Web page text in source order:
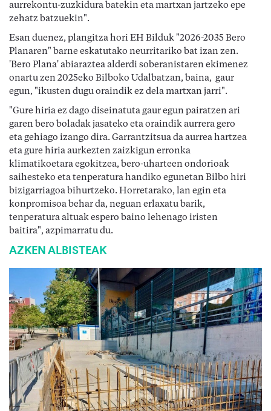
aurrekontu-zuzkidura batekin eta martxan jartzeko epe
zehatz batzuekin".
Esan duenez, plangitza hori EH Bilduk "2026-2035 Bero
Planaren" barne eskatutako neurritariko bat izan zen.
'Bero Plana' abiaraztea alderdi soberanistaren ekimenez
onartu zen 2025eko Bilboko Udalbatzan, baina, gaur
egun, "ikusten dugu oraindik ez dela martxan jarri".
"Gure hiria ez dago diseinatuta gaur egun pairatzen ari
garen bero boladak jasateko eta oraindik aurrera gero
eta gehiago izango dira. Garrantzitsua da aurrea hartzea
eta gure hiria aurkezten zaizkigun erronka
klimatikoetara egokitzea, bero-uharteen ondorioak
saihesteko eta tenperatura handiko egunetan Bilbo hiri
bizigarriagoa bihurtzeko. Horretarako, lan egin eta
konpromisoa behar da, neguan erlaxatu barik,
tenperatura altuak espero baino lehenago iristen
baitira", azpimarratu du.
AZKEN ALBISTEAK